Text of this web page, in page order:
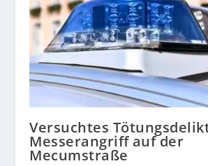
Versuchtes
Messerangriff auf der
Mecumstraße